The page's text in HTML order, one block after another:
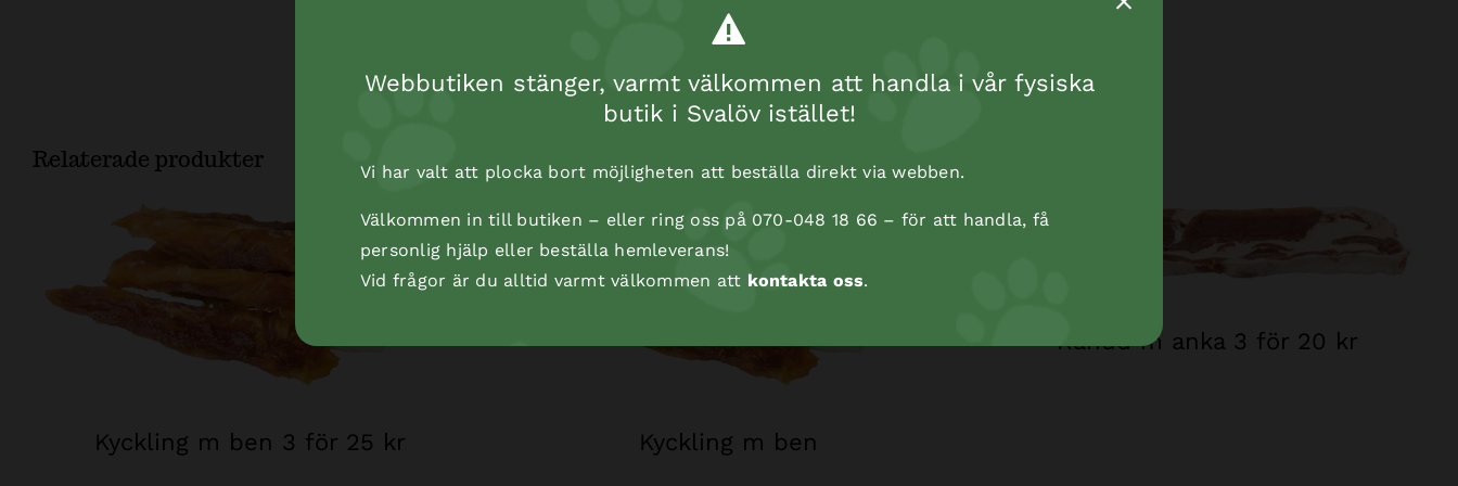
Relaterade produkter
Kyckling m ben 3 för 25 kr Kyckling m ben
Råhud m anka 3 för 20 kr
Webbutiken stänger, varmt välkommen att handla i vår fysiska
butik i Svalöv istället!
Vi har valt att plocka bort möjligheten att beställa direkt via webben.
Välkommen in till butiken – eller ring oss på 070-048 18 66 – för att handla, få
personlig hjälp eller beställa hemleverans!
Vid frågor är du alltid varmt välkommen att kontakta oss.